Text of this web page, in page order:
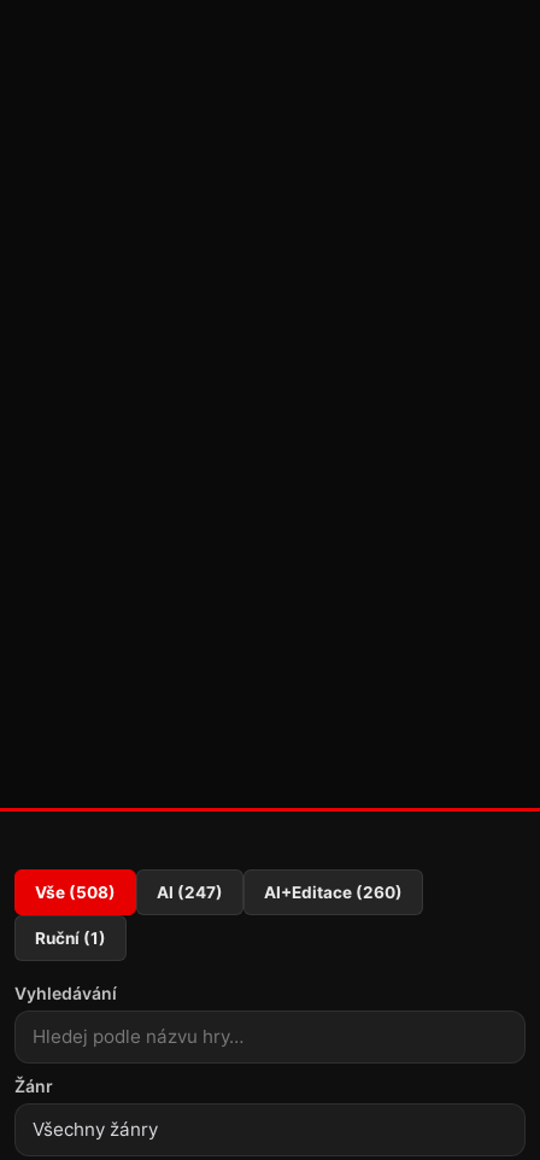
Vše (508) AI (247) AI+Editace (260)
Ruční (1)
Vyhledávání
Žánr
Všechny žánry